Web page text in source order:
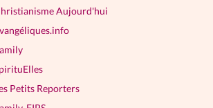
Aujourd'hui
Petits Reporters